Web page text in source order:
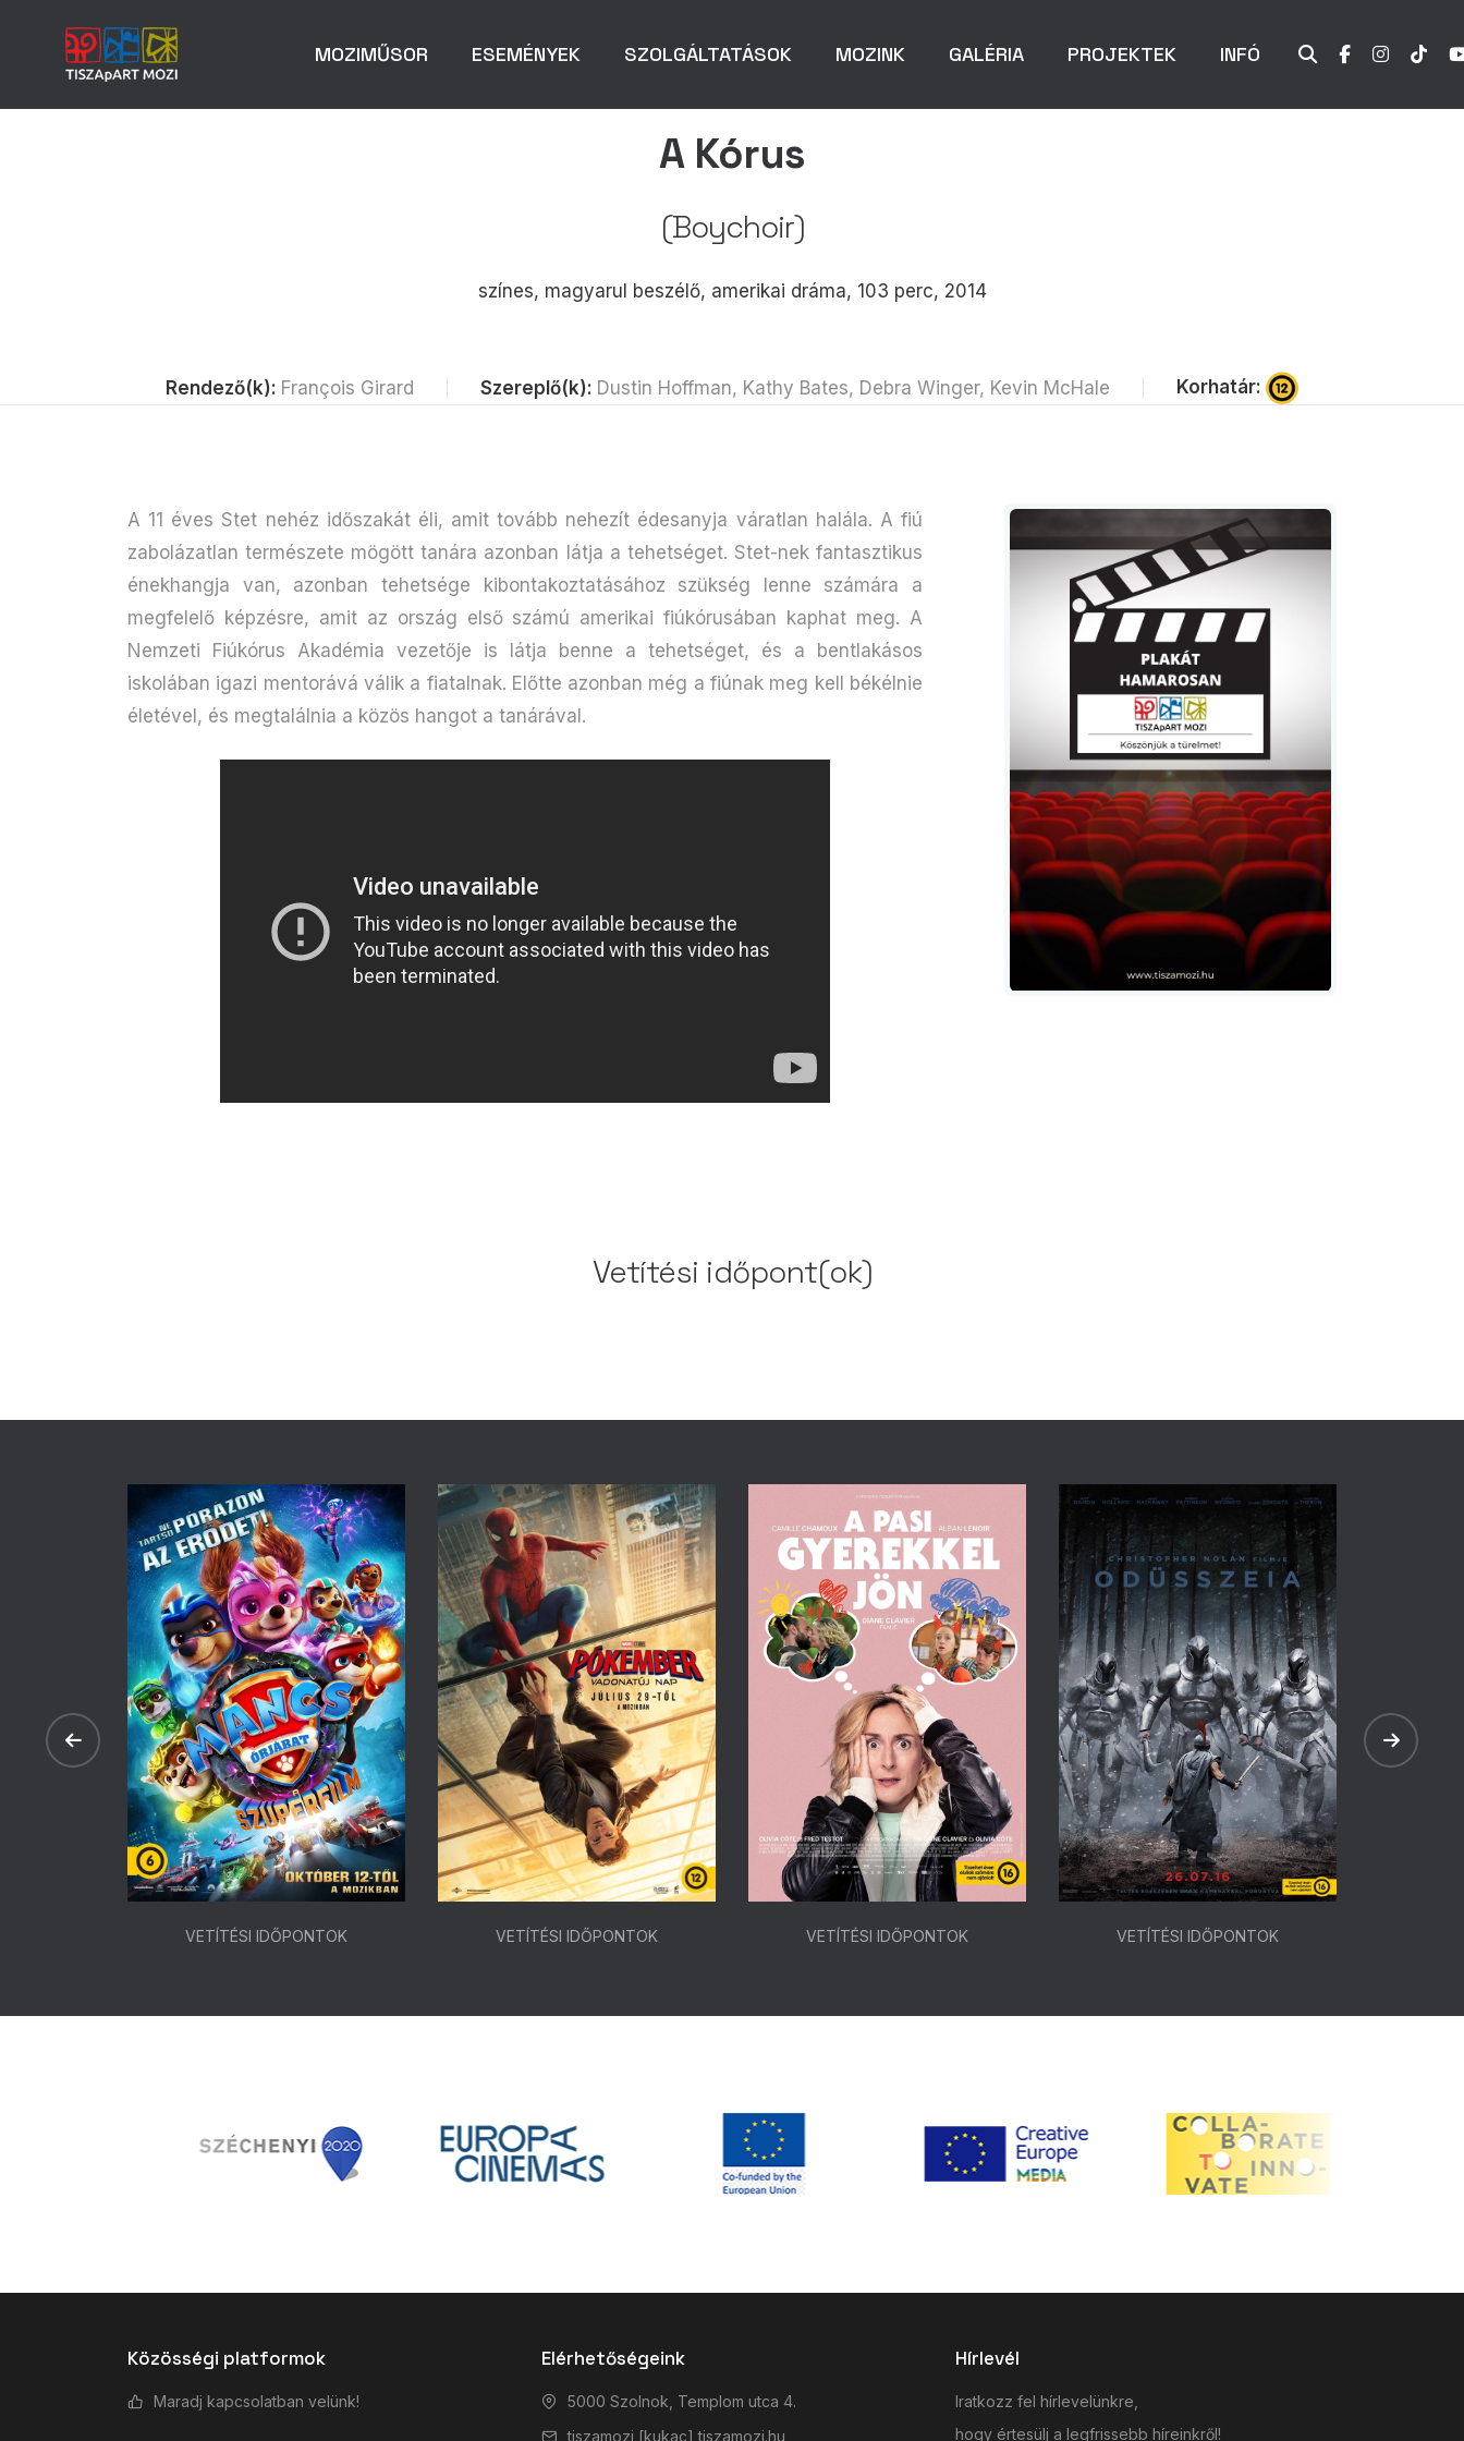
MOZIMŰSOR ESEMÉNYEK SZOLGÁLTATÁSOK MOZINK GALÉRIA PROJEKTEK INFÓ
A Kórus
(Boychoir)
színes, magyarul beszélő, amerikai dráma, 103 perc, 2014
Rendező(k): François Girard Szereplő(k): Dustin Hoffman, Kathy Bates, Debra Winger, Kevin McHale Korhatár:
A 11 éves Stet nehéz időszakát éli, amit tovább nehezít édesanyja váratlan halála. A fiú
zabolázatlan természete mögött tanára azonban látja a tehetséget. Stet-nek fantasztikus
énekhangja van, azonban tehetsége kibontakoztatásához szükség lenne számára a
megfelelő képzésre, amit az ország első számú amerikai fiúkórusában kaphat meg. A
Nemzeti Fiúkórus Akadémia vezetője is látja benne a tehetséget, és a bentlakásos
iskolában igazi mentorává válik a fiatalnak. Előtte azonban még a fiúnak meg kell békélnie
életével, és megtalálnia a közös hangot a tanárával.
Vetítési időpont(ok)
VETÍTÉSI IDŐPONTOK VETÍTÉSI IDŐPONTOK VETÍTÉSI IDŐPONTOK VETÍTÉSI IDŐPONTOK
Közösségi platformok
Maradj kapcsolatban velünk!
Elérhetőségeink
5000 Szolnok, Templom utca 4.
tiszamozi [kukac] tiszamozi.hu
Hírlevél
Iratkozz fel hírlevelünkre,
hogy értesülj a legfrissebb híreinkről!